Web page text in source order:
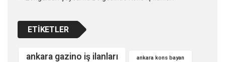
ETIKETLER
ankara gazino iş ilanları ankara kons bayan